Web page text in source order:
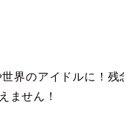
界のアイドルに！
ません！